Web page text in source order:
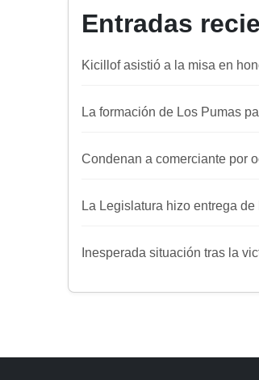
Entradas
Kicillof asistió a la misa en
La formación de Los Pumas
Condenan a comerciante por
La Legislatura hizo entrega
Inesperada situación tras la